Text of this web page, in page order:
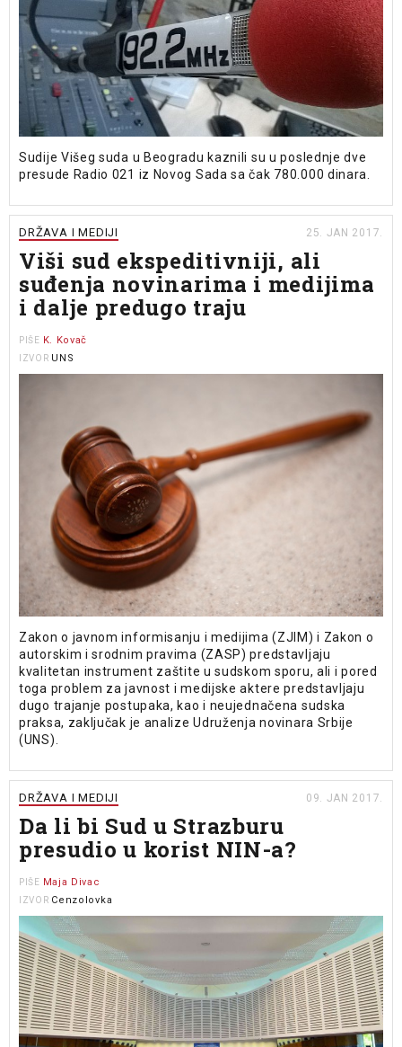
Sudije Višeg suda u Beogradu kaznili su u poslednje dve
presude Radio 021 iz Novog Sada sa čak 780.000 dinara.
DRŽAVA I MEDIJI 25. JAN 2017.
Viši sud ekspeditivniji, ali
suđenja novinarima i medijima
i dalje predugo traju
PIŠE K. Kovač
IZVOR UNS
Zakon o javnom informisanju i medijima (ZJIM) i Zakon o
autorskim i srodnim pravima (ZASP) predstavljaju
kvalitetan instrument zaštite u sudskom sporu, ali i pored
toga problem za javnost i medijske aktere predstavljaju
dugo trajanje postupaka, kao i neujednačena sudska
praksa, zaključak je analize Udruženja novinara Srbije
(UNS).
DRŽAVA I MEDIJI 09. JAN 2017.
Da li bi Sud u Strazburu
presudio u korist NIN-a?
PIŠE Maja Divac
IZVOR Cenzolovka